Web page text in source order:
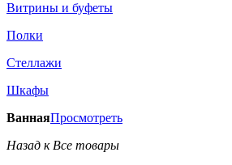
Витрины и буфеты
Полки
Стеллажи
Шкафы
ВаннаяПросмотреть
Назад к Все товары